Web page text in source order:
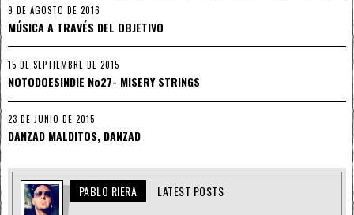
9 DE AGOSTO DE 2016
MÚSICA A TRAVÉS DEL OBJETIVO
15 DE SEPTIEMBRE DE 2015
NOTODOESINDIE No27- MISERY STRINGS
23 DE JUNIO DE 2015
DANZAD MALDITOS, DANZAD
PABLO RIERA LATEST POSTS